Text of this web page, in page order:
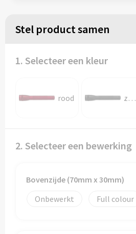
Stel product samen
1. Selecteer een kleur
rood zwart
2. Selecteer een bewerking
Bovenzijde (70mm x 30mm)
Onbewerkt
Full colour